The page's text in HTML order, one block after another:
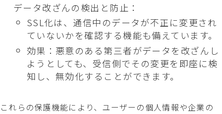
データ改ざんの検出と防止：
SSL化は、通信中のデータが不正に変更され
ていないかを確認する機能も備えています。
効果：悪意のある第三者がデータを改ざんし
ようとしても、受信側でその変更を即座に検
知し、無効化することができます。
これらの保護機能により、ユーザーの個人情報や企業の